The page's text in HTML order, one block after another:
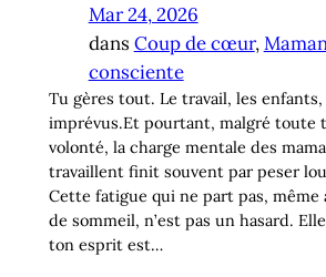
Mar 24, 2026
dans Coup de cœur,
consciente
Tu gères tout. Le travail, les enfants,
imprévus.Et pourtant, malgré toute
volonté, la charge mentale des
travaillent finit souvent par peser
Cette fatigue qui ne part pas,
de sommeil, n’est pas un hasard.
ton esprit est…